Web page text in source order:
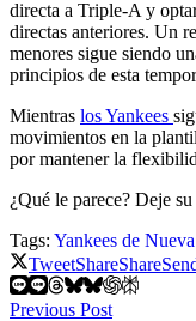
directa a Triple-A y
directas anteriores. Un
menores sigue siendo
principios de esta
Mientras los Yankees
movimientos en la
por mantener la
¿Qué le parece? Deje
Tags: Yankees de
TweetShareShare
Previous Post